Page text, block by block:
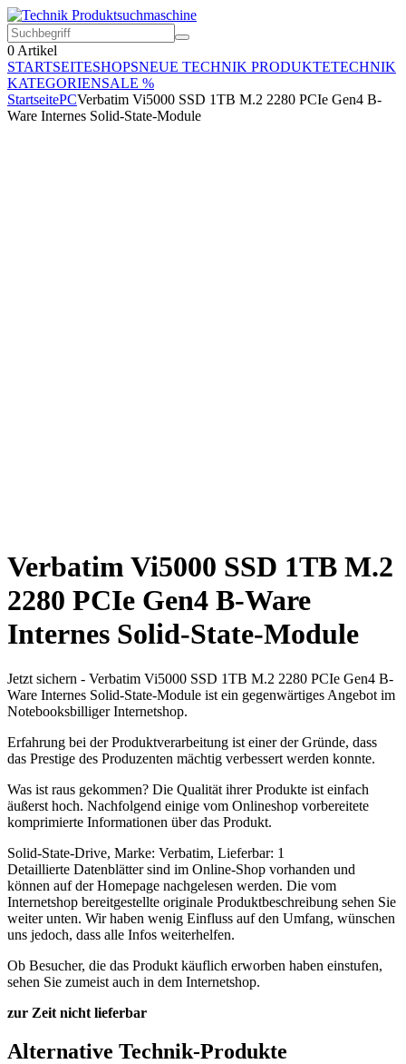
0 Artikel
STARTSEITESHOPSNEUE TECHNIK PRODUKTETECHNIK
KATEGORIENSALE %
StartseitePCVerbatim Vi5000 SSD 1TB M.2 2280 PCIe Gen4 B-
Ware Internes Solid-State-Module
Verbatim Vi5000 SSD 1TB M.2
2280 PCIe Gen4 B-Ware
Internes Solid-State-Module
Jetzt sichern - Verbatim Vi5000 SSD 1TB M.2 2280 PCIe Gen4 B-
Ware Internes Solid-State-Module ist ein gegenwärtiges Angebot im
Notebooksbilliger Internetshop.
Erfahrung bei der Produktverarbeitung ist einer der Gründe, dass
das Prestige des Produzenten mächtig verbessert werden konnte.
Was ist raus gekommen? Die Qualität ihrer Produkte ist einfach
äußerst hoch. Nachfolgend einige vom Onlineshop vorbereitete
komprimierte Informationen über das Produkt.
Solid-State-Drive, Marke: Verbatim, Lieferbar: 1
Detaillierte Datenblätter sind im Online-Shop vorhanden und
können auf der Homepage nachgelesen werden. Die vom
Internetshop bereitgestellte originale Produktbeschreibung sehen Sie
weiter unten. Wir haben wenig Einfluss auf den Umfang, wünschen
uns jedoch, dass alle Infos weiterhelfen.
Ob Besucher, die das Produkt käuflich erworben haben einstufen,
sehen Sie zumeist auch in dem Internetshop.
zur Zeit nicht lieferbar
Alternative Technik-Produkte